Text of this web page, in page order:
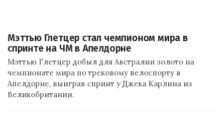
Мэттью Глетцер стал чемпионом мира в
спринте на ЧМ в Апелдорне
Мэттью Глетцер добыл для Австралии золото на
чемпионате мира по трековому велоспорту в
Апелдорне, выиграв спринт у Джека Карлина из
Великобритании.